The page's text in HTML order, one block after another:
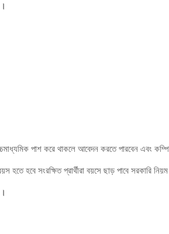
।
পাশ করে থাকলে আবেদন করতে পারবেন এবং
হবে সংরক্ষিত প্রার্থীরা বয়সে ছাড় পাবে সরকারি
।